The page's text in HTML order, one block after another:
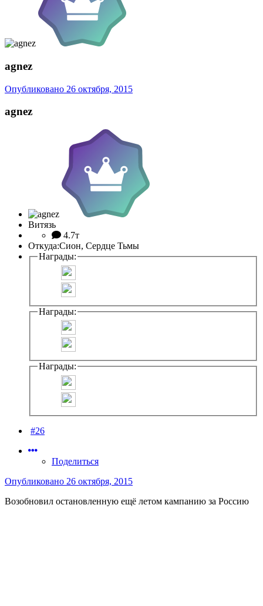
agnez
Опубликовано 26 октября, 2015
agnez
Витязь
4.7т
Откуда:Сион, Сердце Тьмы
Награды:
Награды:
Награды:
#26
Поделиться
Опубликовано 26 октября, 2015
Возобновил остановленную ещё летом кампанию за Россию